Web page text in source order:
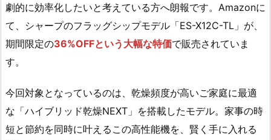
劇的に効率化したいと考えている方へ朗報です。Amazonに
て、シャープのフラッグシップモデル「ES-X12C-TL」が、
期間限定の36%OFFという大幅な特価で販売されていま
す。
今回対象となっているのは、乾燥頻度が高いご家庭に最適
な「ハイブリッド乾燥NEXT」を搭載したモデル。家事の時
短と節約を同時に叶えるこの高性能機を、賢く手に入れる